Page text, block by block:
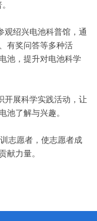
绍兴电池科普馆，通
有奖问答等多种活
池，提升对电池科学
展科学实践活动，让
池了解与兴趣。
志愿者，使志愿者成
献力量。